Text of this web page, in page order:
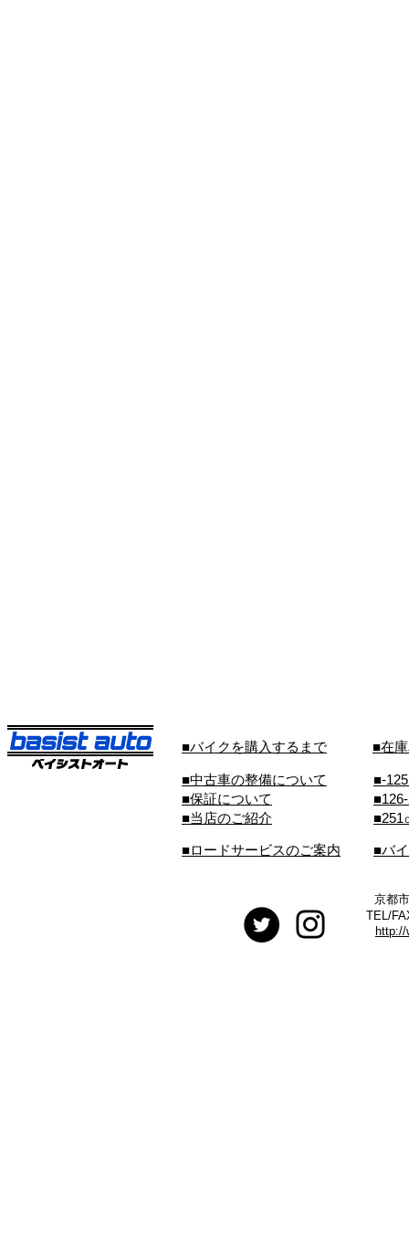
■バイクを購入するまで ■在
■中古車の整備について
■保証について
■当店のご紹介
■-
■251
■ロードサービスのご案内 ■バ
京都
TEL/